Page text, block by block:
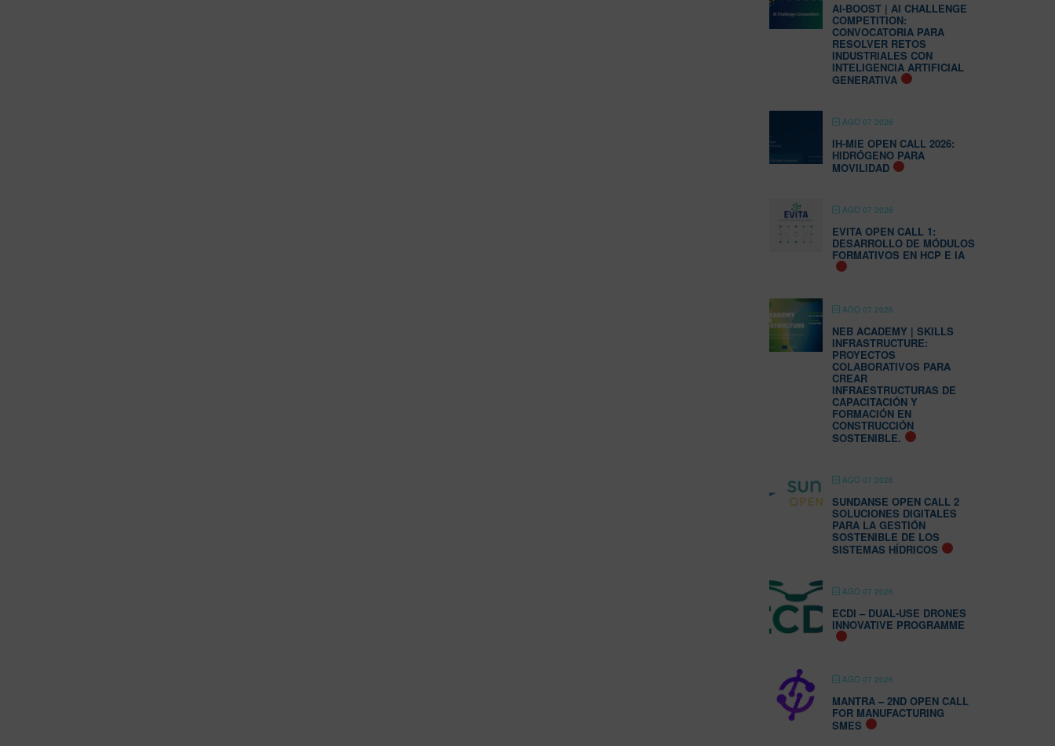
AI-BOOST | AI CHALLENGE
COMPETITION:
CONVOCATORIA PARA
RESOLVER RETOS
INDUSTRIALES CON
INTELIGENCIA ARTIFICIAL
GENERATIVA
AGO 07 2026
IH-MIE OPEN CALL 2026:
HIDRÓGENO PARA
MOVILIDAD
AGO 07 2026
EVITA OPEN CALL 1:
DESARROLLO DE MÓDULOS
FORMATIVOS EN HCP E IA
AGO 07 2026
NEB ACADEMY | SKILLS
INFRASTRUCTURE:
PROYECTOS
COLABORATIVOS PARA
CREAR
INFRAESTRUCTURAS DE
CAPACITACIÓN Y
FORMACIÓN EN
CONSTRUCCIÓN
SOSTENIBLE.
AGO 07 2026
SUNDANSE OPEN CALL 2
SOLUCIONES DIGITALES
PARA LA GESTIÓN
SOSTENIBLE DE LOS
SISTEMAS HÍDRICOS
AGO 07 2026
ECDI – DUAL-USE DRONES
INNOVATIVE PROGRAMME
AGO 07 2026
MANTRA – 2ND OPEN CALL
FOR MANUFACTURING
SMES